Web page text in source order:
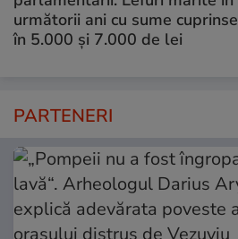
următorii ani cu sume cuprinse
în 5.000 și 7.000 de lei
PARTENERI